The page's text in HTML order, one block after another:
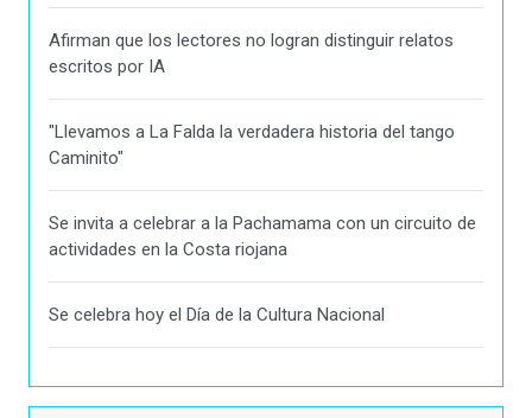
Afirman que los lectores no logran distinguir relatos
escritos por IA
"Llevamos a La Falda la verdadera historia del tango
Caminito"
Se invita a celebrar a la Pachamama con un circuito de
actividades en la Costa riojana
Se celebra hoy el Día de la Cultura Nacional